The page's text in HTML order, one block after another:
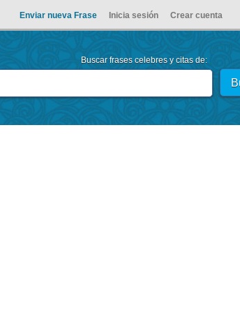
Enviar nueva Frase Inicia sesión Crear cuenta
Buscar frases celebres y citas de: